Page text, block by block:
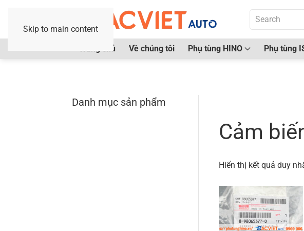
Skip to main content
Trang chủ Về chúng tôi Phụ tùng HINO Phụ tùng
Cảm
Hiển thị kết quả duy
Danh mục sản phẩm